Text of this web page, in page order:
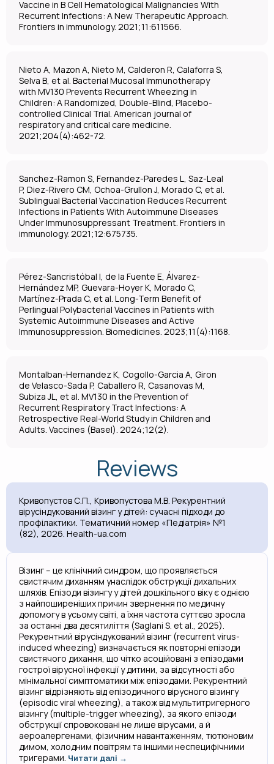
Vaccine in B Cell Hematological Malignancies With
Recurrent Infections: A New Therapeutic Approach.
Frontiers in immunology. 2021;11:611566.
Nieto A, Mazon A, Nieto M, Calderon R, Calaforra S,
Selva B, et al. Bacterial Mucosal Immunotherapy
with MV130 Prevents Recurrent Wheezing in
Children: A Randomized, Double-Blind, Placebo-
controlled Clinical Trial. American journal of
respiratory and critical care medicine.
2021;204(4):462-72.
Sanchez-Ramon S, Fernandez-Paredes L, Saz-Leal
P, Diez-Rivero CM, Ochoa-Grullon J, Morado C, et al.
Sublingual Bacterial Vaccination Reduces Recurrent
Infections in Patients With Autoimmune Diseases
Under Immunosuppressant Treatment. Frontiers in
immunology. 2021;12:675735.
Pérez-Sancristóbal I, de la Fuente E, Álvarez-
Hernández MP, Guevara-Hoyer K, Morado C,
Martínez-Prada C, et al. Long-Term Benefit of
Perlingual Polybacterial Vaccines in Patients with
Systemic Autoimmune Diseases and Active
Immunosuppression. Biomedicines. 2023;11(4):1168.
Montalban-Hernandez K, Cogollo-Garcia A, Giron
de Velasco-Sada P, Caballero R, Casanovas M,
Subiza JL, et al. MV130 in the Prevention of
Recurrent Respiratory Tract Infections: A
Retrospective Real-World Study in Children and
Adults. Vaccines (Basel). 2024;12(2).
Reviews
Кривопустов С.П., Кривопустова М.В. Рекурентний
вірусіндукований візинг у дітей: сучасні підходи до
профілактики. Тематичний номер «Педіатрія» №1
(82), 2026. Health-ua.com
Візинг – це клінічний синдром, що проявляється
свистячим диханням унаслідок обструкції дихальних
шляхів. Епізоди візингу у дітей дошкільного віку є однією
з найпоширеніших причин звернення по медичну
допомогу в усьому світі, а їхня частота суттєво зросла
за останні два десятиліття (Saglani S. et al., 2025).
Рекурентний вірусіндукований візинг (recurrent virus-
induced wheezing) визначається як повторні епізоди
свистячого дихання, що чітко асоційовані з епізодами
гострої вірусної інфекції у дитини, за відсутності або
мінімальної симптоматики між епізодами. Рекурентний
візинг відрізняють від епізодичного вірусного візингу
(episodic viral wheezing), а також від мультитригерного
візингу (multiple-trigger wheezing), за якого епізоди
обструкції спровоковані не лише вірусами, а й
аероалергенами, фізичним навантаженням, тютюновим
димом, холодним повітрям та іншими неспецифічними
тригерами. Читати далі →